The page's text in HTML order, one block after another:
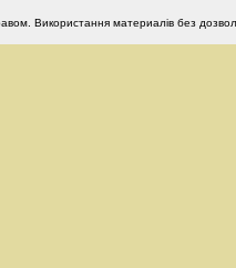
Використання материалів без